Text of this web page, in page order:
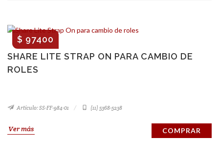
SHARE LITE STRAP ON PARA CAMBIO DE
ROLES
$ 97400
Artículo: SS-FF-984-01 (11) 5368-5238
Ver más COMPRAR